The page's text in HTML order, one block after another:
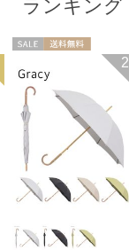
ランキング
ギフト向け
2